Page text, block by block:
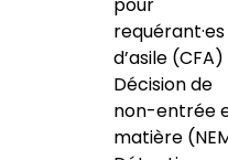
requérant·es
d’asile (CFA)
Décision de
non-entrée
matière